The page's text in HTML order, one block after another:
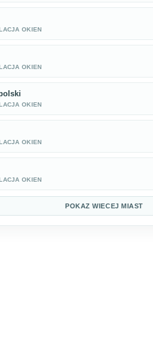
OKIEN
OKIEN
OKIEN
OKIEN
OKIEN
POKAZ WIECEJ MIAST